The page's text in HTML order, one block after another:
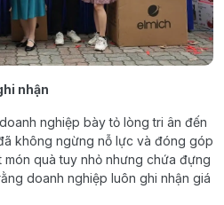
nhận
nghiệp bày tỏ lòng tri ân đến
không ngừng nỗ lực và đóng góp
quà tuy nhỏ nhưng chứa đựng
doanh nghiệp luôn ghi nhận giá